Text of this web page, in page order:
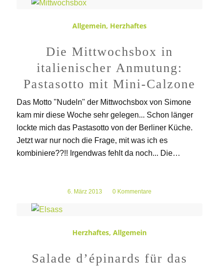
Allgemein, Herzhaftes
Die Mittwochsbox in
italienischer Anmutung:
Pastasotto mit Mini-Calzone
Das Motto "Nudeln" der Mittwochsbox von Simone
kam mir diese Woche sehr gelegen... Schon länger
lockte mich das Pastasotto von der Berliner Küche.
Jetzt war nur noch die Frage, mit was ich es
kombiniere??!! Irgendwas fehlt da noch... Die…
6. März 2013
/ 0 Kommentare
Herzhaftes, Allgemein
Salade d’épinards für das